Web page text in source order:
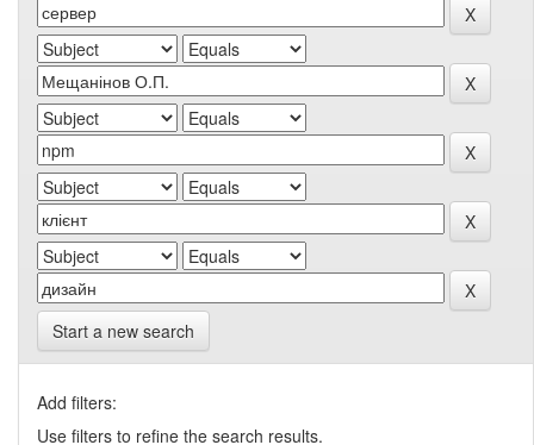
Start a new search
Add filters:
Use filters to refine the search results.